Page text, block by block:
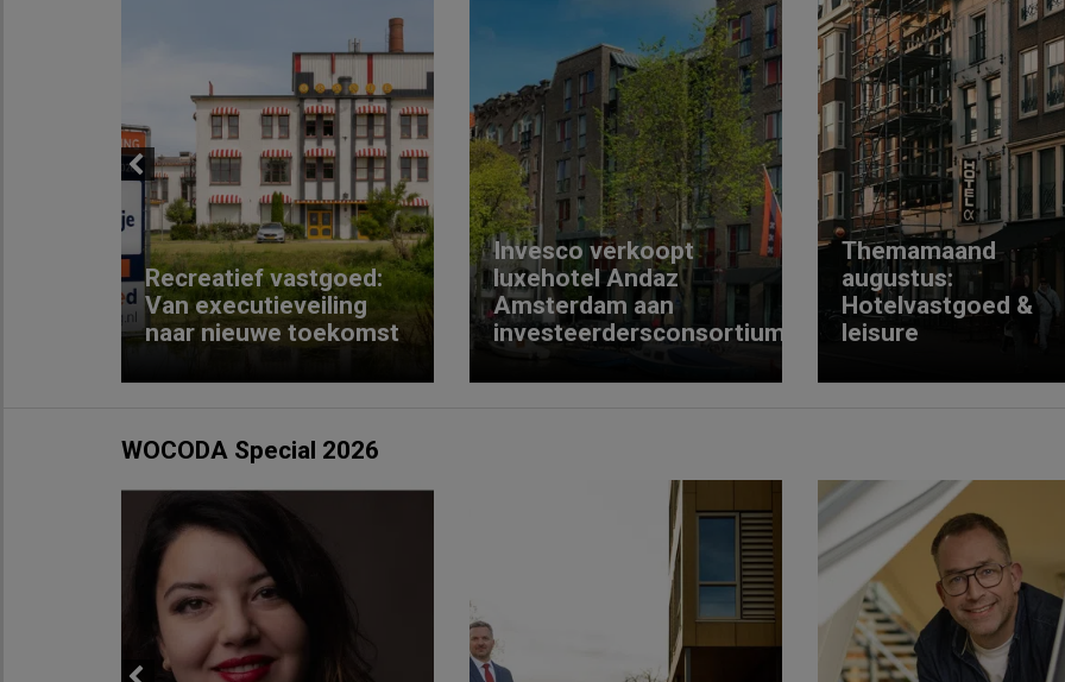
Previous
Recreatief vastgoed:
Van executieveiling
naar nieuwe toekomst
Invesco verkoopt
luxehotel Andaz
Amsterdam aan
investeerdersconsortium
Themamaand
augustus:
Hotelvastgoed &
leisure
WOCODA Special 2026